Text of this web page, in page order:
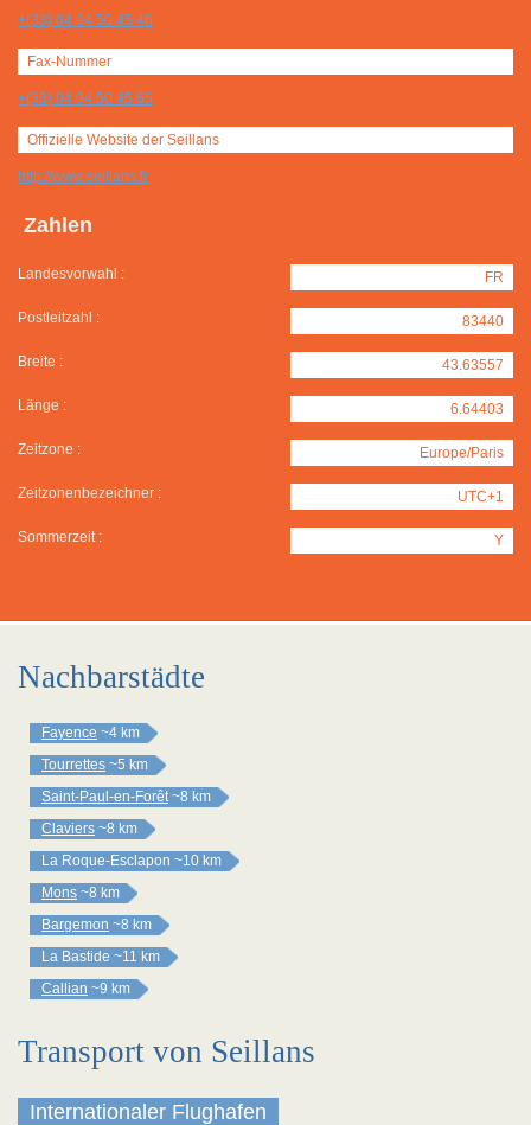
+(33) 04 94 50 45 46
Fax-Nummer
+(33) 04 94 50 45 65
Offizielle Website der Seillans
http://www.seillans.fr
Zahlen
Landesvorwahl : FR
Postleitzahl : 83440
Breite : 43.63557
Länge : 6.64403
Zeitzone : Europe/Paris
Zeitzonenbezeichner : UTC+1
Sommerzeit : Y
Nachbarstädte
Fayence ~4 km
Tourrettes ~5 km
Saint-Paul-en-Forêt ~8 km
Claviers ~8 km
La Roque-Esclapon ~10 km
Mons ~8 km
Bargemon ~8 km
La Bastide ~11 km
Callian ~9 km
Transport von Seillans
Internationaler Flughafen